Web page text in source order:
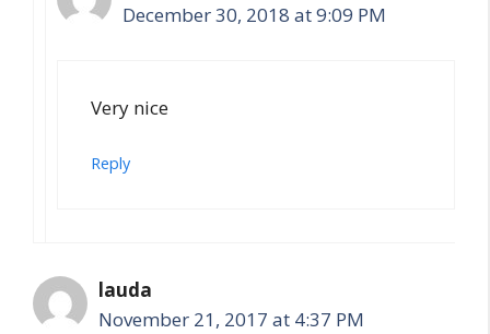
December 30, 2018 at 9:09 PM
Very nice
Reply
lauda
November 21, 2017 at 4:37 PM